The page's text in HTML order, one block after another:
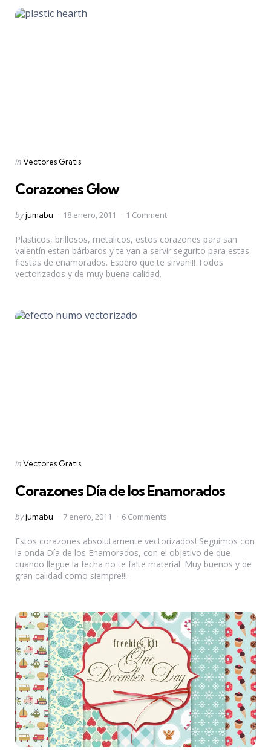
Categories
Posted
inVectores Gratis
Corazones Glow
Posted
byjumabu 18 enero, 2011 1 Comment
Plasticos, brillosos, metalicos, estos corazones para san
valentín estan bárbaros y te van a servir segurito para estas
fiestas de enamorados. Espero que te sirvan!!! Todos
vectorizados y de muy buena calidad.
Categories
Posted
inVectores Gratis
Corazones Día de los Enamorados
Posted
byjumabu 7 enero, 2011 6 Comments
Estos corazones absolutamente vectorizados! Seguimos con
la onda Día de los Enamorados, con el objetivo de que
cuando llegue la fecha no te falte material. Muy buenos y de
gran calidad como siempre!!!